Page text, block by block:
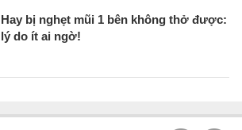
Hay bị nghẹt mũi 1 bên không thở được:
lý do ít ai ngờ!